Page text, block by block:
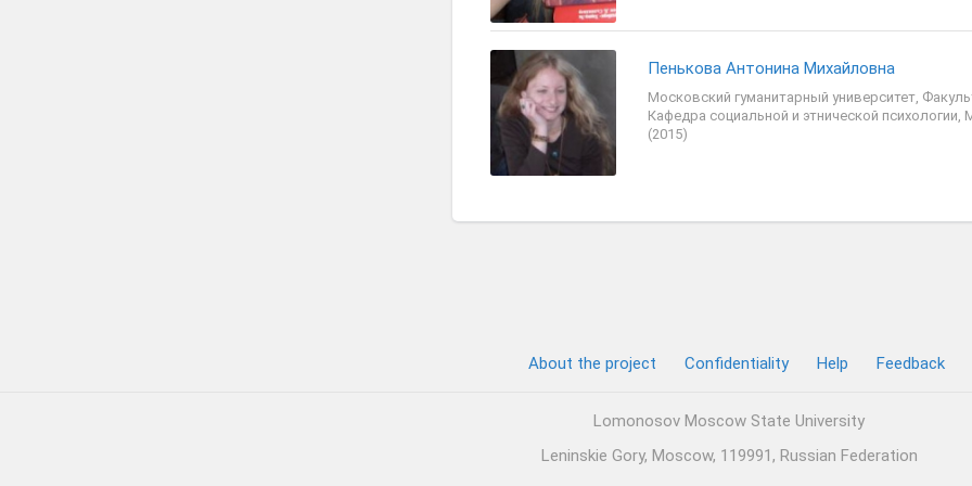
Пенькова Антонина Михайловна
Московский гуманитарный университет,
Кафедра социальной и этнической психологии,
(2015)
About the project Confidentiality Help Feedback
Lomonosov Moscow State University
Leninskie Gory, Moscow, 119991, Russian Federation